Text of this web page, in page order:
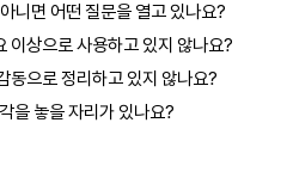
니면 어떤 질문을 열고 있나요?
이상으로 사용하고 있지 않나요?
동으로 정리하고 있지 않나요?
을 놓을 자리가 있나요?